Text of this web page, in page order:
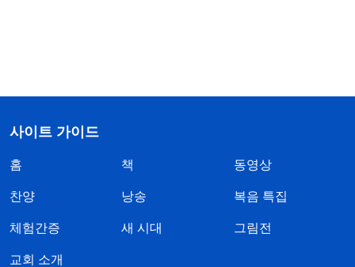
사이트 가이드
홈 책 동영상
찬양 낭송 복음 특집
체험간증 새 시대 그림전
교회 소개